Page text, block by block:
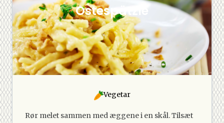
Ostespätzle
Vegetar
Rør melet sammen med æggene i en skål. Tilsæt